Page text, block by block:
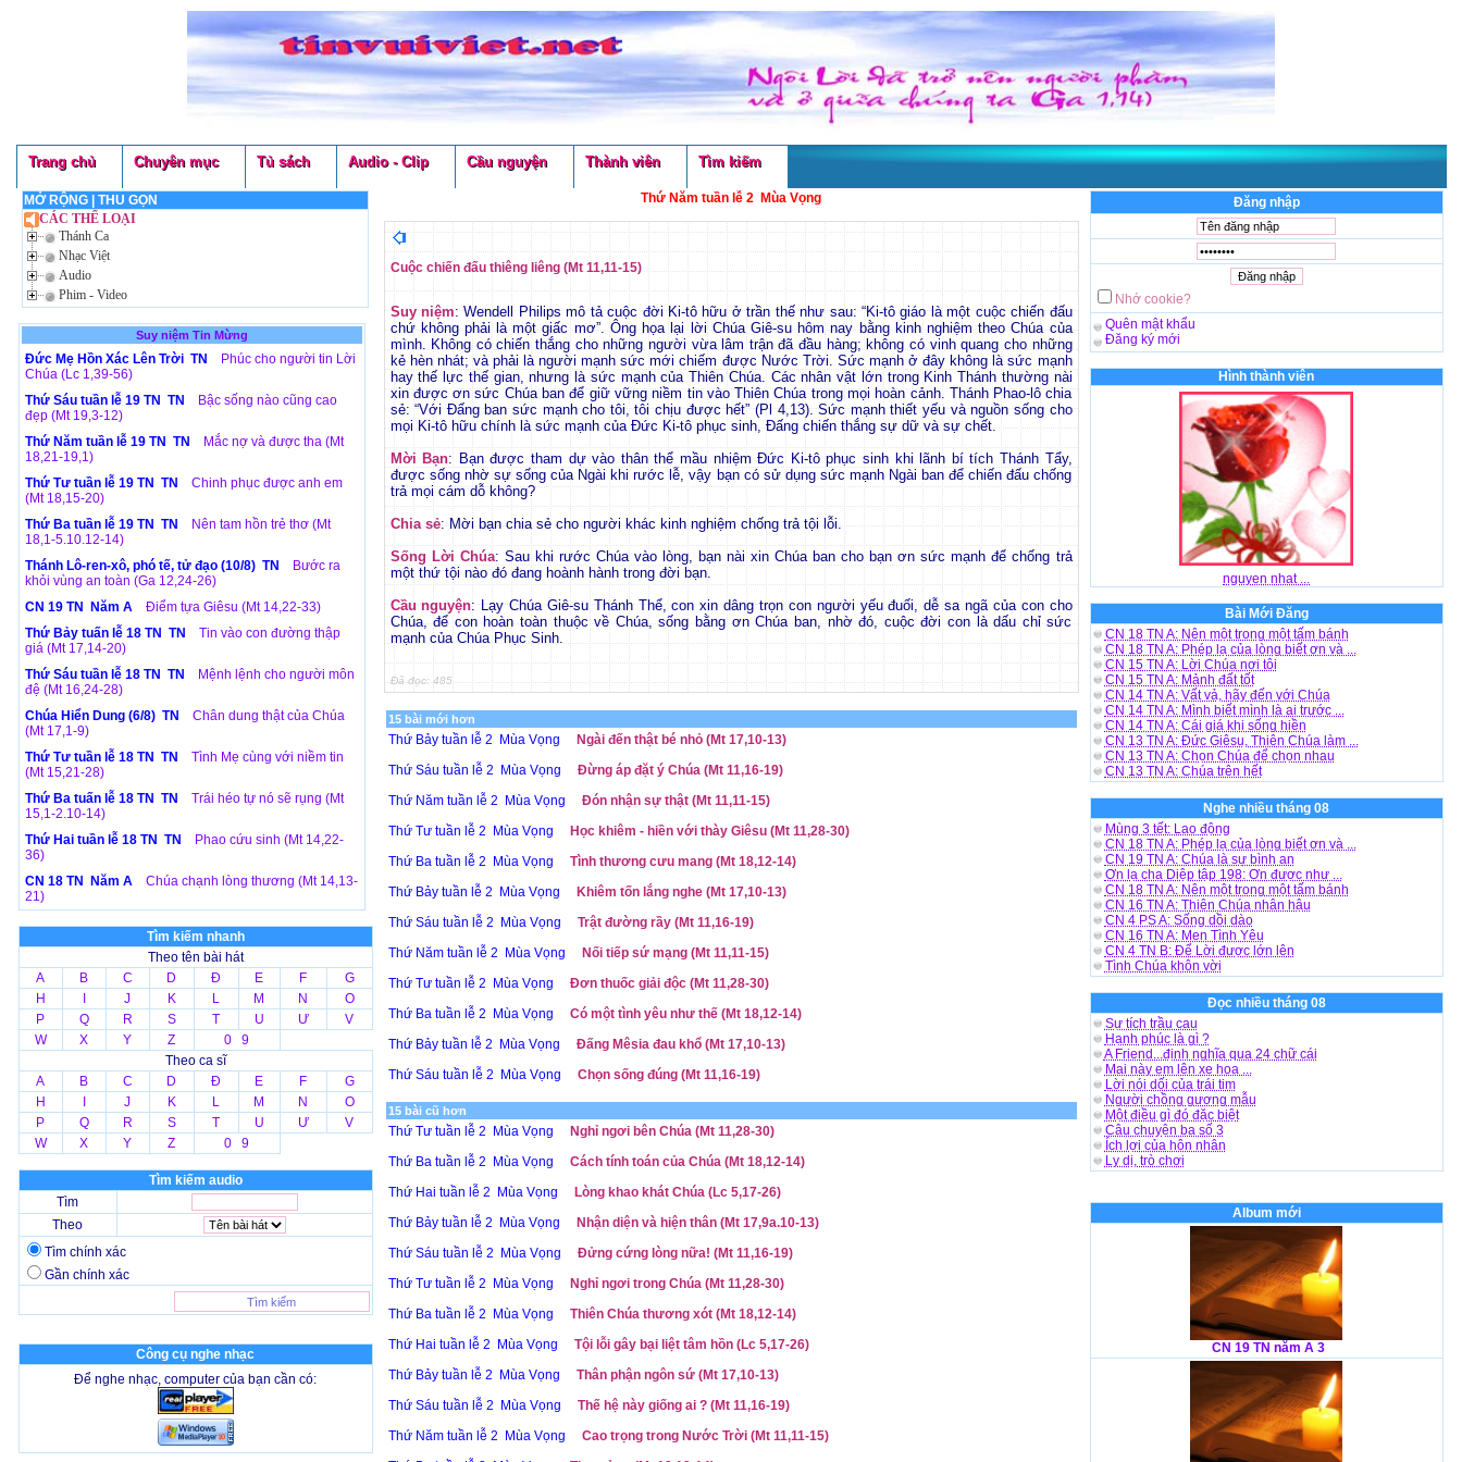
Trang chủ Chuyên mục Tủ sách Audio - Clip Cầu nguyện Thành viên Tìm kiếm
MỞ RỘNG
THU GỌN
CÁC THỂ LOẠI
Thánh Ca
Nhạc Việt
Audio
Phim - Video
Suy niệm Tin Mừng
Đức Mẹ Hồn Xác Lên Trời TN
Phúc cho người tin Lời
Chúa (Lc 1,39-56)
Thứ Sáu tuần lễ 19 TN TN
Bậc sống nào cũng cao
đẹp (Mt 19,3-12)
Thứ Năm tuần lễ 19 TN TN
Mắc nợ và được tha (Mt
18,21-19,1)
Thứ Tư tuần lễ 19 TN TN
Chinh phục được anh em
(Mt 18,15-20)
Thứ Ba tuần lễ 19 TN TN
Nên tam hồn trẻ thơ (Mt
18,1-5.10.12-14)
Thánh Lô-ren-xô, phó tế, tử đạo (10/8) TN
Bước ra
khỏi vùng an toàn (Ga 12,24-26)
CN 19 TN Năm A
Điểm tựa Giêsu (Mt 14,22-33)
Thứ Bảy tuấn lễ 18 TN TN
Tin vào con đường thập
giá (Mt 17,14-20)
Thứ Sáu tuần lễ 18 TN TN
Mệnh lệnh cho người môn
đệ (Mt 16,24-28)
Chúa Hiển Dung (6/8) TN
Chân dung thật của Chúa
(Mt 17,1-9)
Thứ Tư tuần lễ 18 TN TN
Tình Mẹ cùng với niềm tin
(Mt 15,21-28)
Thứ Ba tuấn lễ 18 TN TN
Trái héo tự nó sẽ rụng (Mt
15,1-2.10-14)
Thứ Hai tuần lễ 18 TN TN
Phao cứu sinh (Mt 14,22-
36)
CN 18 TN Năm A
Chúa chạnh lòng thương (Mt 14,13-
21)
Tìm kiếm nhanh
Theo tên bài hát
A
B C D Đ E F
G
H
J K L M N
O
P
Q R S T U Ư
V
W
X Y Z
0 9
Theo ca sĩ
A
B C D Đ E F
G
H
J K L M N
O
P
Q R S T U Ư
V
W
X Y Z 0 9
Tìm kiếm audio
Tìm
Theo
Tìm chính xác
Gần chính xác
Công cụ nghe nhạc
Để nghe nhạc, computer của bạn cần có:
Thứ Năm tuần lễ 2 Mùa Vọng
Cuộc chiến đấu thiêng liêng (Mt 11,11-15)
Suy niệm: Wendell Philips mô tả cuộc đời Ki-tô hữu ở trần thế như sau: “Ki-tô giáo là một cuộc chiến đấu
chứ không phải là một giấc mơ”. Ông họa lại lời Chúa Giê-su hôm nay bằng kinh nghiệm theo Chúa của
mình. Không có chiến thắng cho những người vừa lâm trận đã đầu hàng; không có vinh quang cho những
kẻ hèn nhát; và phải là người mạnh sức mới chiếm được Nước Trời. Sức mạnh ở đây không là sức mạnh
hay thế lực thế gian, nhưng là sức mạnh của Thiên Chúa. Các nhân vật lớn trong Kinh Thánh thường nài
xin được ơn sức Chúa ban để giữ vững niềm tin vào Thiên Chúa trong mọi hoàn cảnh. Thánh Phao-lô chia
sẻ: “Với Đấng ban sức mạnh cho tôi, tôi chịu được hết” (Pl 4,13). Sức mạnh thiết yếu và nguồn sống cho
mọi Ki-tô hữu chính là sức mạnh của Đức Ki-tô phục sinh, Đấng chiến thắng sự dữ và sự chết.
Mời Bạn: Bạn được tham dự vào thân thể mầu nhiệm Đức Ki-tô phục sinh khi lãnh bí tích Thánh Tẩy,
được sống nhờ sự sống của Ngài khi rước lễ, vậy bạn có sử dụng sức mạnh Ngài ban để chiến đấu chống
trả mọi cám dỗ không?
Chia sẻ: Mời bạn chia sẻ cho người khác kinh nghiệm chống trả tội lỗi.
Sống Lời Chúa: Sau khi rước Chúa vào lòng, bạn nài xin Chúa ban cho bạn ơn sức mạnh để chống trả
một thứ tội nào đó đang hoành hành trong đời bạn.
Cầu nguyện: Lạy Chúa Giê-su Thánh Thể, con xin dâng trọn con người yếu đuối, dễ sa ngã của con cho
Chúa, để con hoàn toàn thuộc về Chúa, sống bằng ơn Chúa ban, nhờ đó, cuộc đời con là dấu chỉ sức
mạnh của Chúa Phục Sinh.
Đã đọc: 485
15 bài mới hơn
Thứ Bảy tuần lễ 2 Mùa Vọng
Ngài đến thật bé nhỏ (Mt 17,10-13)
Thứ Sáu tuần lễ 2 Mùa Vọng
Đừng áp đặt ý Chúa (Mt 11,16-19)
Thứ Năm tuần lễ 2 Mùa Vọng
Đón nhận sự thật (Mt 11,11-15)
Thứ Tư tuần lễ 2 Mùa Vọng
Học khiêm - hiền với thày Giêsu (Mt 11,28-30)
Thứ Ba tuần lễ 2 Mùa Vọng
Tình thương cưu mang (Mt 18,12-14)
Thứ Bảy tuần lễ 2 Mùa Vọng
Khiêm tốn lắng nghe (Mt 17,10-13)
Thứ Sáu tuần lễ 2 Mùa Vọng
Trật đường rầy (Mt 11,16-19)
Thứ Năm tuần lễ 2 Mùa Vọng
Nối tiếp sứ mạng (Mt 11,11-15)
Thứ Tư tuần lễ 2 Mùa Vọng
Đơn thuốc giải độc (Mt 11,28-30)
Thứ Ba tuần lễ 2 Mùa Vọng
Có một tình yêu như thế (Mt 18,12-14)
Thứ Bảy tuần lễ 2 Mùa Vọng
Đấng Mêsia đau khổ (Mt 17,10-13)
Thứ Sáu tuần lễ 2 Mùa Vọng
Chọn sống đúng (Mt 11,16-19)
15 bài cũ hơn
Thứ Tư tuần lễ 2 Mùa Vọng
Nghỉ ngơi bên Chúa (Mt 11,28-30)
Thứ Ba tuần lễ 2 Mùa Vọng
Cách tính toán của Chúa (Mt 18,12-14)
Thứ Hai tuần lễ 2 Mùa Vọng
Lòng khao khát Chúa (Lc 5,17-26)
Thứ Bảy tuần lễ 2 Mùa Vọng
Nhận diện và hiện thân (Mt 17,9a.10-13)
Thứ Sáu tuần lễ 2 Mùa Vọng
Đửng cứng lòng nữa! (Mt 11,16-19)
Thứ Tư tuần lễ 2 Mùa Vọng
Nghỉ ngơi trong Chúa (Mt 11,28-30)
Thứ Ba tuần lễ 2 Mùa Vọng
Thiên Chúa thương xót (Mt 18,12-14)
Thứ Hai tuần lễ 2 Mùa Vọng
Tội lỗi gây bại liệt tâm hồn (Lc 5,17-26)
Thứ Bảy tuần lễ 2 Mùa Vọng
Thân phận ngôn sứ (Mt 17,10-13)
Thứ Sáu tuần lễ 2 Mùa Vọng
Thế hệ này giống ai ? (Mt 11,16-19)
Thứ Năm tuần lễ 2 Mùa Vọng
Cao trọng trong Nước Trời (Mt 11,11-15)
Đăng nhập
Nhớ cookie?
Quên mật khẩu
Đăng ký mới
Hình thành viên
nguyen nhat ...
Bài Mới Đăng
CN 18 TN A: Nên một trong một tấm bánh
CN 18 TN A: Phép lạ của lòng biết ơn và ...
CN 15 TN A: Lời Chúa nơi tôi
CN 15 TN A: Mảnh đất tốt
CN 14 TN A: Vất vả, hãy đến với Chúa
CN 14 TN A: Mình biết mình là ai trước ...
CN 14 TN A: Cái giá khi sống hiền
CN 13 TN A: Đức Giêsu, Thiên Chúa làm ...
CN 13 TN A: Chọn Chúa để chọn nhau
CN 13 TN A: Chúa trên hết
Nghe nhiều tháng 08
Mùng 3 tết: Lao động
CN 18 TN A: Phép lạ của lòng biết ơn và ...
CN 19 TN A: Chúa là sự bình an
Ơn lạ cha Diệp tập 198: Ơn được như ...
CN 18 TN A: Nên một trong một tấm bánh
CN 16 TN A: Thiên Chúa nhân hậu
CN 4 PS A: Sống dồi dào
CN 16 TN A: Men Tình Yêu
CN 4 TN B: Để Lời được lớn lên
Tình Chúa khôn vời
Đọc nhiều tháng 08
Sự tích trầu cau
Hạnh phúc là gì ?
A Friend...định nghĩa qua 24 chữ cái
Mai này em lên xe hoa ...
Lời nói dối của trái tim
Người chồng gương mẫu
Một điều gì đó đặc biệt
Câu chuyện ba số 3
Ích lợi của hôn nhân
Ly dị, trò chơi
Album mới
CN 19 TN năm A 3